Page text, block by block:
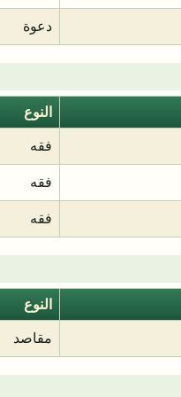
دعوة
النوع
فقه
فقه
فقه
النوع
مقاصد